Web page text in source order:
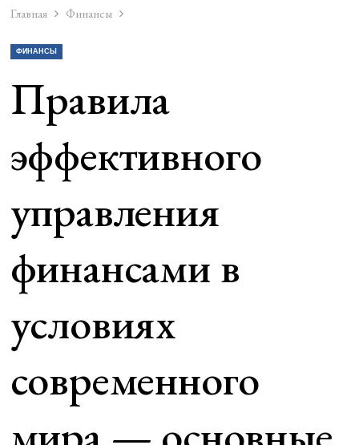
Главная Финансы
ФИНАНСЫ
Правила
эффективного
управления
финансами в
условиях
современного